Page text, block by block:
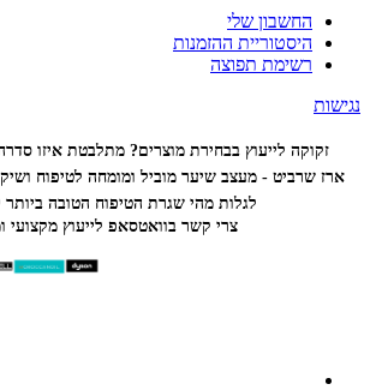
החשבון שלי
היסטוריית ההזמנות
רשימת תפוצה
נגישות
זקוקה לייעוץ בבחירת מוצרים? מתלבטת איזו
ארז שרביט - מעצב שיער מוביל ומומחה לטיפוח
לגלות מהי שגרת הטיפוח הטובה
צרי קשר בוואטסאפ לייעוץ מקצועי